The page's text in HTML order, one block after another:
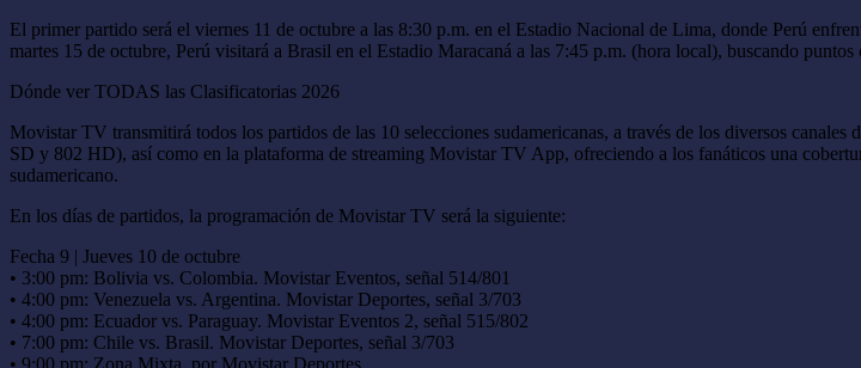
El primer partido será el viernes 11 de octubre a las 8:30 p.m. en el Estadio Nacional de Lima, donde Perú
martes 15 de octubre, Perú visitará a Brasil en el Estadio Maracaná a las 7:45 p.m. (hora local), buscando
Dónde ver TODAS las Clasificatorias 2026
Movistar TV transmitirá todos los partidos de las 10 selecciones sudamericanas, a través de los diversos
SD y 802 HD), así como en la plataforma de streaming Movistar TV App, ofreciendo a los fanáticos una
sudamericano.
En los días de partidos, la programación de Movistar TV será la siguiente:
Fecha 9 | Jueves 10 de octubre
• 3:00 pm: Bolivia vs. Colombia. Movistar Eventos, señal 514/801
• 4:00 pm: Venezuela vs. Argentina. Movistar Deportes, señal 3/703
• 4:00 pm: Ecuador vs. Paraguay. Movistar Eventos 2, señal 515/802
• 7:00 pm: Chile vs. Brasil. Movistar Deportes, señal 3/703
• 9:00 pm: Zona Mixta, por Movistar Deportes